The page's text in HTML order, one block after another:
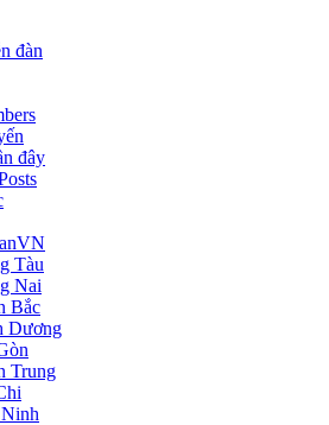
đàn
đây
Tàu
Nai
Bắc
Dương
Trung